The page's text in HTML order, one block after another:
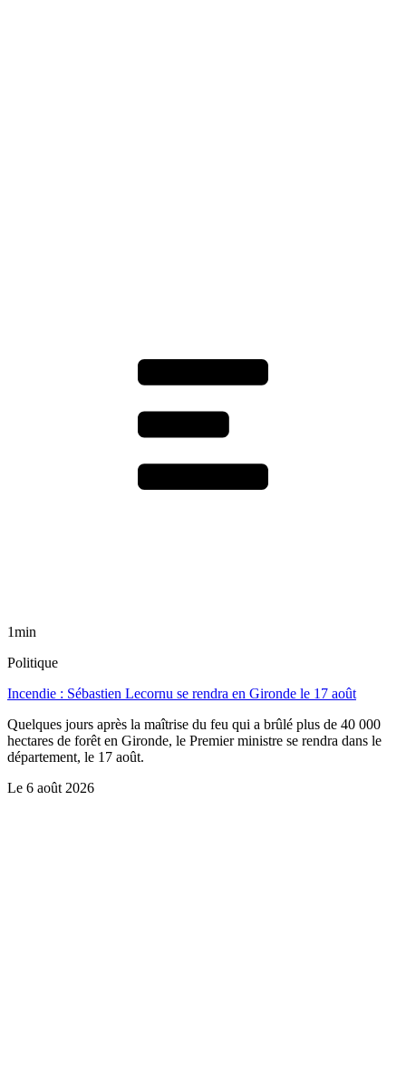
1min
Politique
Incendie : Sébastien Lecornu se rendra en Gironde le 17 août
Quelques jours après la maîtrise du feu qui a brûlé plus de 40 000
hectares de forêt en Gironde, le Premier ministre se rendra dans le
département, le 17 août.
Le 6 août 2026